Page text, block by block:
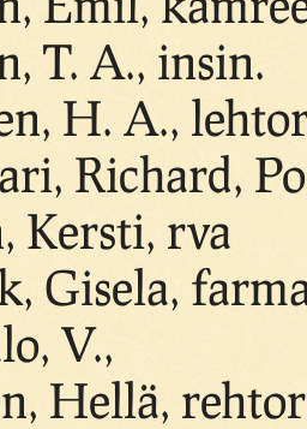
T. A., insin.
H. A.,
Richard,
Kersti, rva
Gisela,
V.,
Hellä,